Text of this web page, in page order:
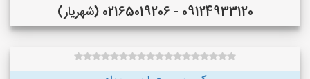
09124933120 - 02165019206 (شهریار)